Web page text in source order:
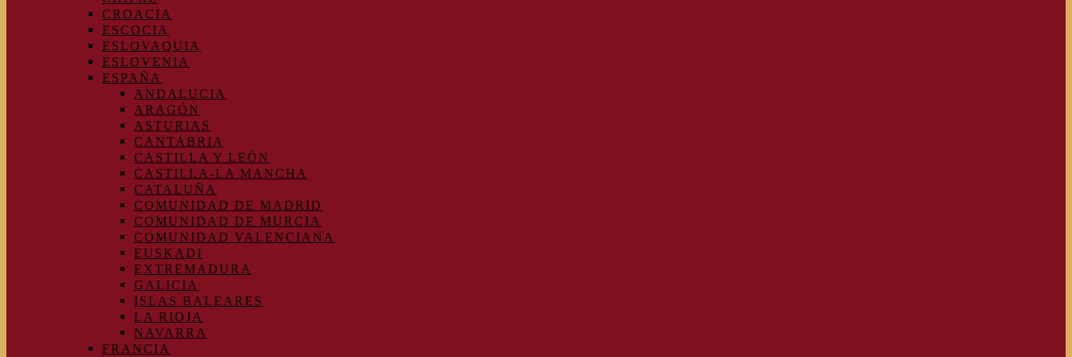
CROACIA
ESCOCIA
ESLOVAQUIA
ESLOVENIA
ESPAÑA
ANDALUCIA
ARAGÓN
ASTURIAS
CANTABRIA
CASTILLA Y LEÓN
CASTILLA-LA MANCHA
CATALUÑA
COMUNIDAD DE MADRID
COMUNIDAD DE MURCIA
COMUNIDAD VALENCIANA
EUSKADI
EXTREMADURA
GALICIA
ISLAS BALEARES
LA RIOJA
NAVARRA
FRANCIA